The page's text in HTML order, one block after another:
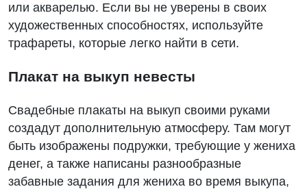
или акварелью. Если вы не уверены в своих
художественных способностях, используйте
трафареты, которые легко найти в сети.
Плакат на выкуп невесты
Свадебные плакаты на выкуп своими руками
создадут дополнительную атмосферу. Там могут
быть изображены подружки, требующие у жениха
денег, а также написаны разнообразные
забавные задания для жениха во время выкупа,